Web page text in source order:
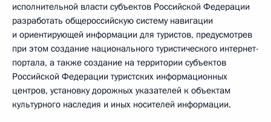
исполнительной власти субъектов Российской Федерации
разработать общероссийскую систему навигации
и ориентирующей информации для туристов, предусмотрев
при этом создание национального туристического интернет-
портала, а также создание на территории субъектов
Российской Федерации туристских информационных
центров, установку дорожных указателей к объектам
культурного наследия и иных носителей информации.